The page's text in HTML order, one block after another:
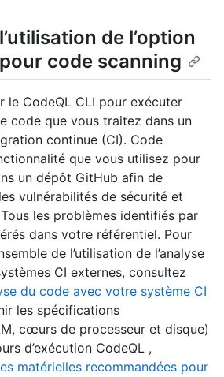
de l’option
code scanning
le CodeQL CLI pour exécuter
code que vous traitez dans un
continue (CI). Code
que vous utilisez pour
un dépôt GitHub afin de
vulnérabilités de sécurité et
les problèmes identifiés par
dans votre référentiel. Pour
de l’utilisation de l’analyse
CI externes, consultez
du code avec votre système CI
les spécifications
cœurs de processeur et disque)
d’exécution CodeQL ,
matérielles recommandées pour